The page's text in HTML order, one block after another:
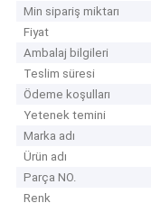
Min sipariş miktarı
Fiyat
Ambalaj bilgileri
Teslim süresi
Ödeme koşulları
Yetenek temini
Marka adı
Ürün adı
Parça NO.
Renk